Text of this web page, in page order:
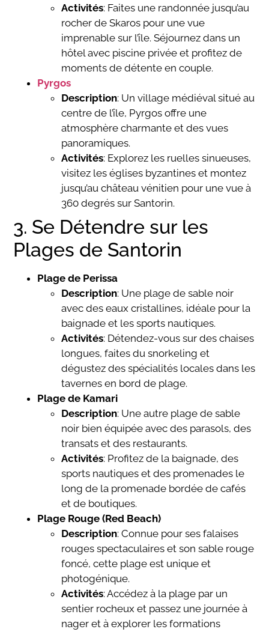
Activités: Faites une randonnée jusqu’au
rocher de Skaros pour une vue
imprenable sur l’île. Séjournez dans un
hôtel avec piscine privée et profitez de
moments de détente en couple.
Pyrgos
Description: Un village médiéval situé au
centre de l’île, Pyrgos offre une
atmosphère charmante et des vues
panoramiques.
Activités: Explorez les ruelles sinueuses,
visitez les églises byzantines et montez
jusqu’au château vénitien pour une vue à
360 degrés sur Santorin.
3. Se Détendre sur les
Plages de Santorin
Plage de Perissa
Description: Une plage de sable noir
avec des eaux cristallines, idéale pour la
baignade et les sports nautiques.
Activités: Détendez-vous sur des chaises
longues, faites du snorkeling et
dégustez des spécialités locales dans les
tavernes en bord de plage.
Plage de Kamari
Description: Une autre plage de sable
noir bien équipée avec des parasols, des
transats et des restaurants.
Activités: Profitez de la baignade, des
sports nautiques et des promenades le
long de la promenade bordée de cafés
et de boutiques.
Plage Rouge (Red Beach)
Description: Connue pour ses falaises
rouges spectaculaires et son sable rouge
foncé, cette plage est unique et
photogénique.
Activités: Accédez à la plage par un
sentier rocheux et passez une journée à
nager et à explorer les formations